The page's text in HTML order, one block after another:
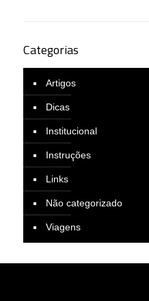
Categorias
Artigos
Dicas
Institucional
Instruções
Links
Não categorizado
Viagens